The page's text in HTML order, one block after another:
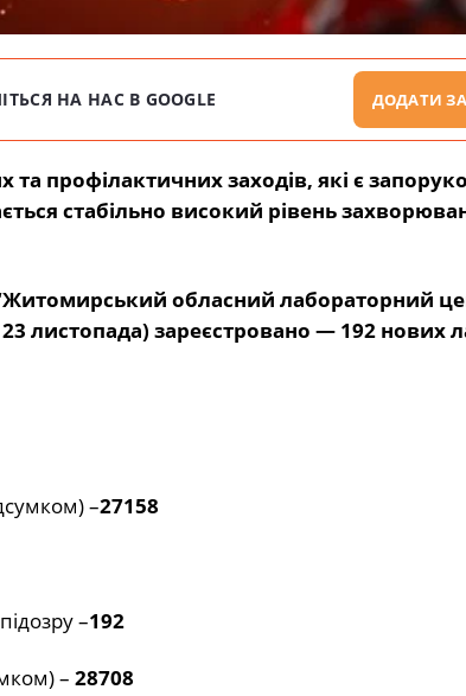
НА НАС В GOOGLE ДОДАТИ
профілактичних заходів, які є
стабільно високий рівень
обласний лабораторний
листопада) зареєстровано — 192 нових
–27158
–192
– 28708